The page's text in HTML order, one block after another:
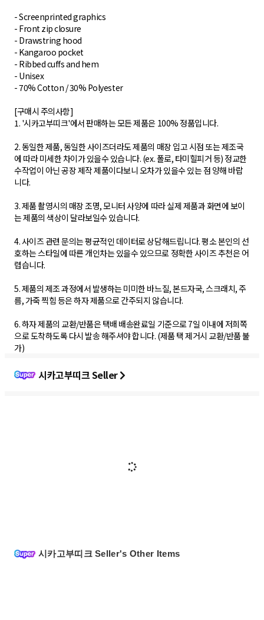
- Screenprinted graphics
- Front zip closure
- Drawstring hood
- Kangaroo pocket
- Ribbed cuffs and hem
- Unisex
- 70% Cotton / 30% Polyester
[구매시 주의사항]
1. '시카고부띠크'에서 판매하는 모든 제품은 100% 정품입니다.
2. 동일한 제품, 동일한 사이즈더라도 제품의 매장 입고 시점 또는 제조국
에 따라 미세한 차이가 있을수 있습니다. (ex. 폴로, 타미힐피거 등) 정교한
수작업이 아닌 공장 제작 제품이다보니 오차가 있을수 있는 점 양해 바랍
니다.
3. 제품 촬영시의 매장 조명, 모니터 사양에 따라 실제 제품과 화면에 보이
는 제품의 색상이 달라보일수 있습니다.
4. 사이즈 관련 문의는 평균적인 데이터로 상담해드립니다. 평소 본인의 선
호하는 스타일에 따른 개인차는 있을수 있으므로 정확한 사이즈 추천은 어
렵습니다.
5. 제품의 제조 과정에서 발생하는 미미한 바느질, 본드자국, 스크래치, 주
름, 가죽 찍힘 등은 하자 제품으로 간주되지 않습니다.
6. 하자 제품의 교환/반품은 택배 배송완료일 기준으로 7일 이내에 저희쪽
으로 도착하도록 다시 발송 해주셔야 합니다. (제품 택 제거시 교환/반품 불
가)
시카고부띠크 Seller
시카고부띠크 Seller's Other Items